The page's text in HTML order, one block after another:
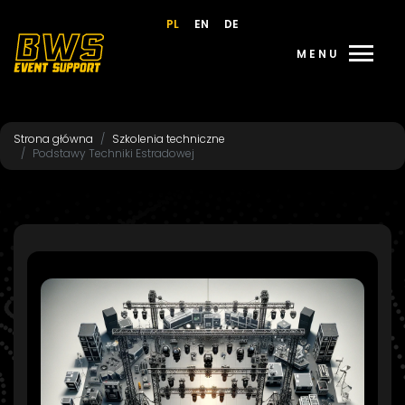
PL EN
DE
MENU
menu
Strona główna
Szkolenia techniczne
Podstawy Techniki Estradowej